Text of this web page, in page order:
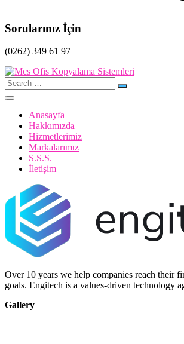
Sorularınız İçin
(0262) 349 61 97
Search
for:
Anasayfa
Hakkımızda
Hizmetlerimiz
Markalarımız
S.S.S.
İletişim
Over 10 years we help companies reach their
goals. Engitech is a values-driven technology
Gallery